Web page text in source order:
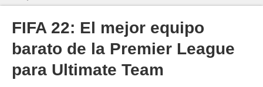
MGG
FIFA 22: El mejor equipo
barato de la Premier League
para Ultimate Team